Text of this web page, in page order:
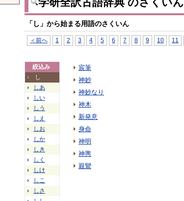
「し」から始まる用語のさくいん
＜前へ 1 2 3 4 5 6 7 8 9 10 11
絞込み
し
しあ
しい
しう
しえ
しお
しか
しき
しく
しけ
しこ
しさ
宸筆
神妙
神妙なり
神木
新発意
身命
神明
神輿
親鸞